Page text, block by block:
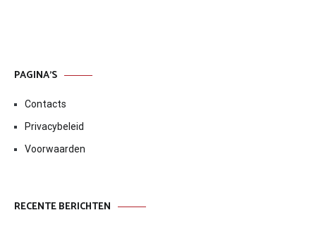
PAGINA’S
Contacts
Privacybeleid
Voorwaarden
RECENTE BERICHTEN